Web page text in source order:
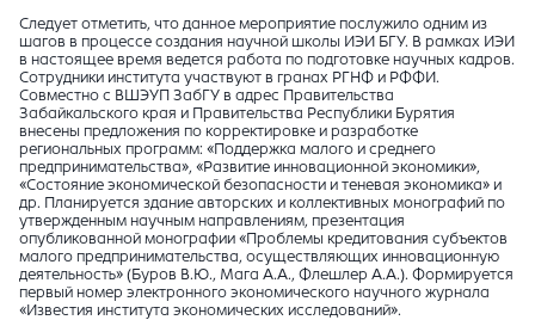
Следует отметить, что данное мероприятие послужило одним из
шагов в процессе создания научной школы ИЭИ БГУ. В рамках ИЭИ
в настоящее время ведется работа по подготовке научных кадров.
Сотрудники института участвуют в гранах РГНФ и РФФИ.
Совместно с ВШЭУП ЗабГУ в адрес Правительства
Забайкальского края и Правительства Республики Бурятия
внесены предложения по корректировке и разработке
региональных программ: «Поддержка малого и среднего
предпринимательства», «Развитие инновационной экономики»,
«Состояние экономической безопасности и теневая экономика» и
др. Планируется здание авторских и коллективных монографий по
утвержденным научным направлениям, презентация
опубликованной монографии «Проблемы кредитования субъектов
малого предпринимательства, осуществляющих инновационную
деятельность» (Буров В.Ю., Мага А.А., Флешлер А.А.). Формируется
первый номер электронного экономического научного журнала
«Известия института экономических исследований».